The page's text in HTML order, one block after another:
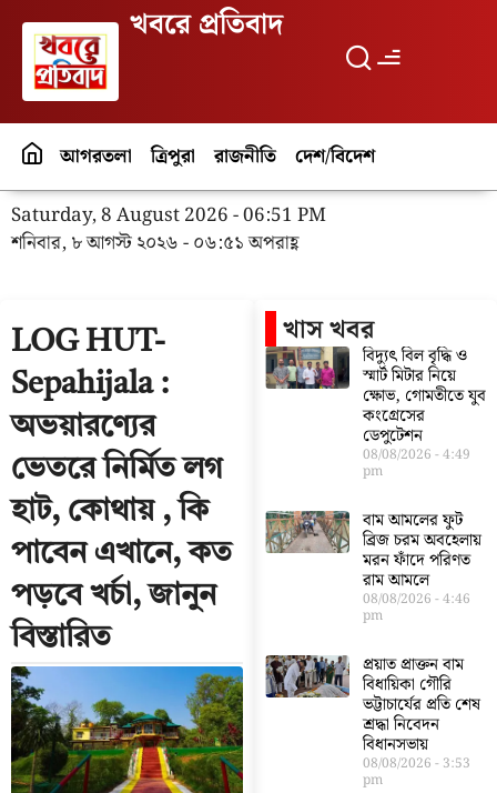
খবরে প্রতিবাদ
আগরতলা ত্রিপুরা রাজনীতি দেশ/বিদেশ
Saturday, 8 August 2026 - 06:51 PM
শনিবার, ৮ আগস্ট ২০২৬ - ০৬:৫১ অপরাহ্ণ
LOG HUT-
Sepahijala :
অভয়ারণ্যের
ভেতরে নির্মিত লগ
হাট, কোথায় , কি
পাবেন এখানে, কত
পড়বে খর্চা, জানুন
বিস্তারিত
খাস খবর
বিদ্যুৎ বিল বৃদ্ধি ও
স্মার্ট মিটার নিয়ে
ক্ষোভ, গোমতীতে যুব
কংগ্রেসের
ডেপুটেশন
08/08/2026 4:49
pm
বাম আমলের ফুট
ব্রিজ চরম অবহেলায়
মরন ফাঁদে পরিণত
রাম আমলে
08/08/2026 4:46
pm
প্রয়াত প্রাক্তন বাম
বিধায়িকা গৌরি
ভট্টাচার্যের প্রতি শেষ
শ্রদ্ধা নিবেদন
বিধানসভায়
08/08/2026 3:53
pm